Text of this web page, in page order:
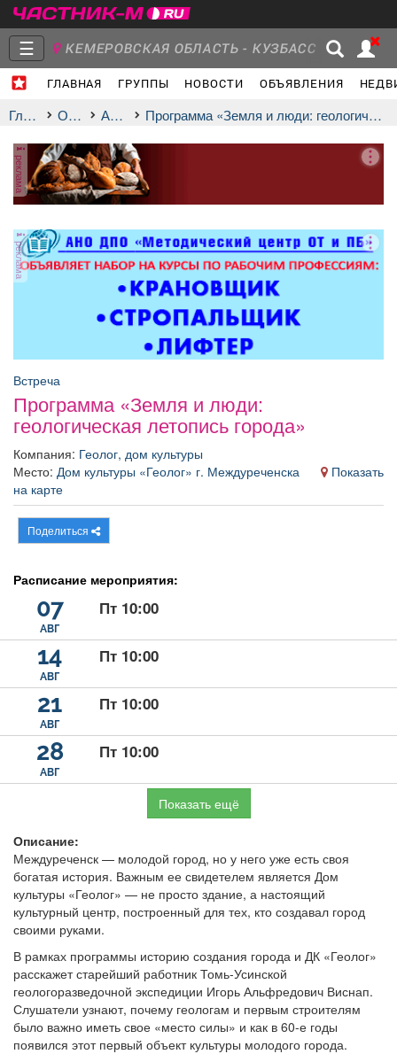
☰ КЕМЕРОВСКАЯ ОБЛАСТЬ - КУЗБАСС
ГЛАВНАЯ ГРУППЫ НОВОСТИ ОБЪЯВЛЕНИЯ
Объявления Недвижимость Услуги
Афиша Обучение
Товары Поздравления Погода
ТВ программа Я - пенсионер
Главная Отдых афиша Программа «Земля и люди: геологическая летопись города»
реклама
реклама
Встреча
Программа «Земля и люди:
геологическая летопись города»
Компания: Геолог, дом культуры
Место: Дом культуры «Геолог» г. Междуреченска
Показать
на карте
Поделиться
Расписание мероприятия:
07
АВГ
Пт 10:00
14
АВГ
Пт 10:00
21
АВГ
Пт 10:00
28
АВГ
Пт 10:00
Показать ещё
Описание:
Междуреченск — молодой город, но у него уже есть своя
богатая история. Важным ее свидетелем является Дом
культуры «Геолог» — не просто здание, а настоящий
культурный центр, построенный для тех, кто создавал город
своими руками.
В рамках программы историю создания города и ДК «Геолог»
расскажет старейший работник Томь-Усинской
геологоразведочной экспедиции Игорь Альфредович Виснап.
Слушатели узнают, почему геологам и первым строителям
было важно иметь свое «место силы» и как в 60-е годы
появился этот первый объект культуры молодого города.